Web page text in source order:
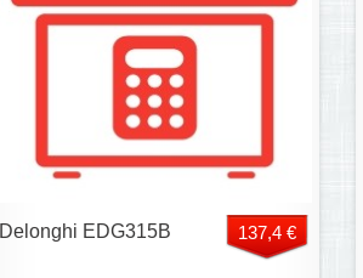
Delonghi EDG315B 137,4 €